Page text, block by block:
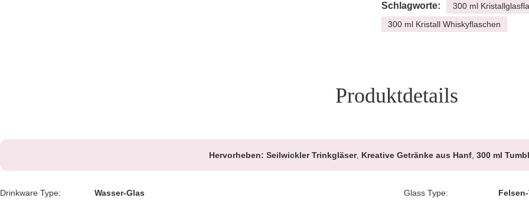
Schlagworte:
300 ml
300 ml Kristall Whiskyflaschen
Produktdetails
Hervorheben: Seilwickler Trinkgläser, Kreative Getränke aus Hanf 300 ml
Drinkware Type: Wasser-Glas Glass Type: